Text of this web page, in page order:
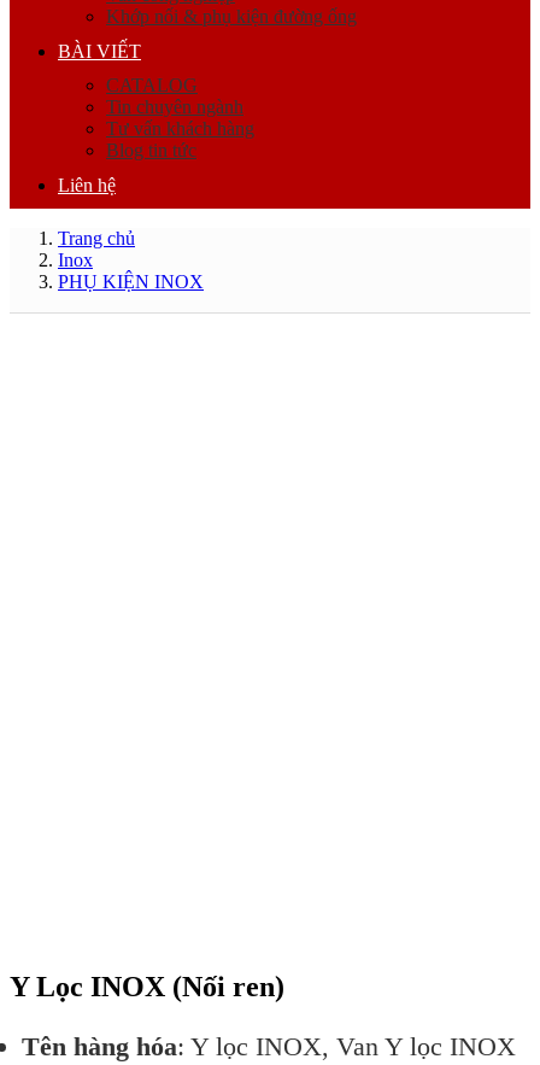
Khớp nối & phụ kiện đường ống
BÀI VIẾT
CATALOG
Tin chuyên ngành
Tư vấn khách hàng
Blog tin tức
Liên hệ
Trang chủ
Inox
PHỤ KIỆN INOX
Y Lọc INOX (Nối ren)
Tên hàng hóa: Y lọc INOX, Van Y lọc INOX